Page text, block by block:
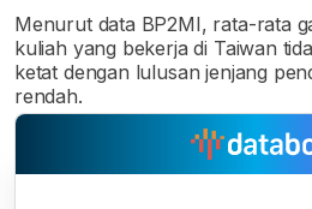
Menurut data BP2MI, rata-rata
kuliah yang bekerja di Taiwan
ketat dengan lulusan jenjang
rendah.